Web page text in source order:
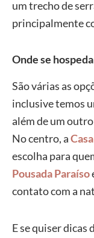
um trecho de
principalmente
Onde se
São várias as
inclusive temos
além de um
No centro, a
escolha para
Pousada Paraíso
contato com a
E se quiser dicas